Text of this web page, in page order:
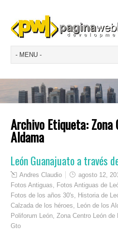
Archivo Etiqueta:
Aldama
León Guanajuato a través
Andres Claudio agosto 12,
Fotos Antiguas
Fotos Antiguas de
Fotos de los años 30's
Historia de
Calzada de los héroes
León de los
Poliforum León Zona Centro León de
Gto